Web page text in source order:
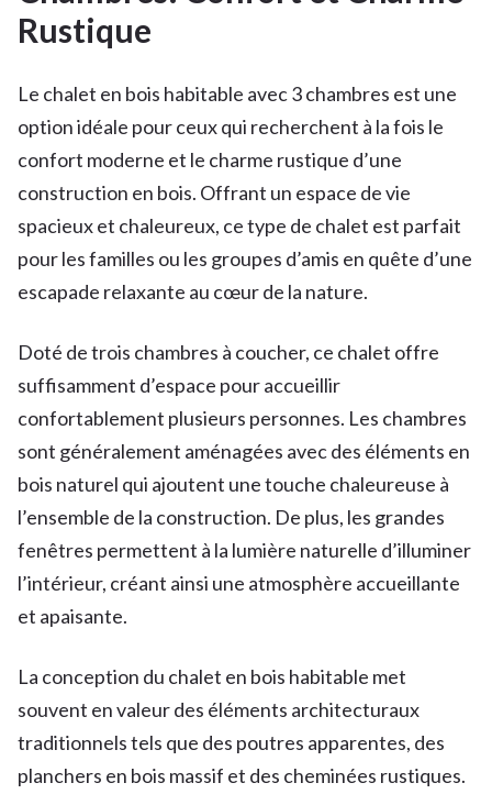
Rustique
Le chalet en bois habitable avec 3 chambres est une
option idéale pour ceux qui recherchent à la fois le
confort moderne et le charme rustique d’une
construction en bois. Offrant un espace de vie
spacieux et chaleureux, ce type de chalet est parfait
pour les familles ou les groupes d’amis en quête d’une
escapade relaxante au cœur de la nature.
Doté de trois chambres à coucher, ce chalet offre
suffisamment d’espace pour accueillir
confortablement plusieurs personnes. Les chambres
sont généralement aménagées avec des éléments en
bois naturel qui ajoutent une touche chaleureuse à
l’ensemble de la construction. De plus, les grandes
fenêtres permettent à la lumière naturelle d’illuminer
l’intérieur, créant ainsi une atmosphère accueillante
et apaisante.
La conception du chalet en bois habitable met
souvent en valeur des éléments architecturaux
traditionnels tels que des poutres apparentes, des
planchers en bois massif et des cheminées rustiques.